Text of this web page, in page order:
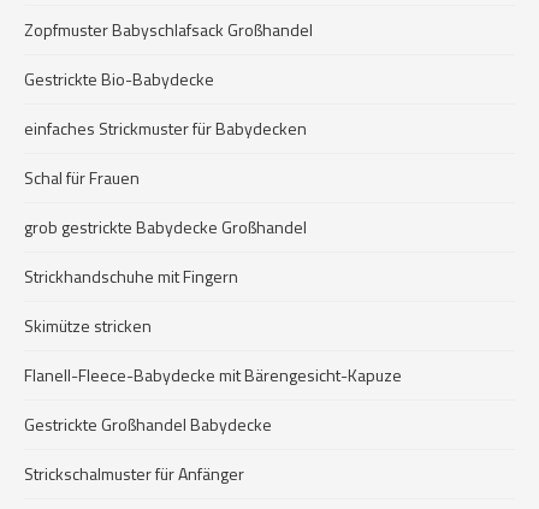
Zopfmuster Babyschlafsack Großhandel
Gestrickte Bio-Babydecke
einfaches Strickmuster für Babydecken
Schal für Frauen
grob gestrickte Babydecke Großhandel
Strickhandschuhe mit Fingern
Skimütze stricken
Flanell-Fleece-Babydecke mit Bärengesicht-Kapuze
Gestrickte Großhandel Babydecke
Strickschalmuster für Anfänger